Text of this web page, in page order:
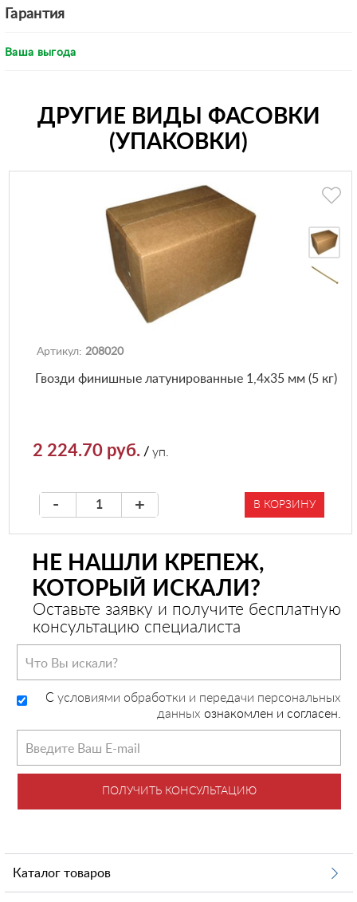
Гарантия
Ваша выгода
ДРУГИЕ ВИДЫ ФАСОВКИ
(УПАКОВКИ)
Артикул: 208020
Гвозди финишные латунированные 1,4х35 мм (5 кг)
2 224.70 руб. /уп.
- + В КОРЗИНУ
НЕ НАШЛИ КРЕПЕЖ,
КОТОРЫЙ ИСКАЛИ?
Оставьте заявку и получите бесплатную
консультацию специалиста
C условиями обработки и передачи персональных
данных ознакомлен и согласен.
ПОЛУЧИТЬ КОНСУЛЬТАЦИЮ
Каталог товаров